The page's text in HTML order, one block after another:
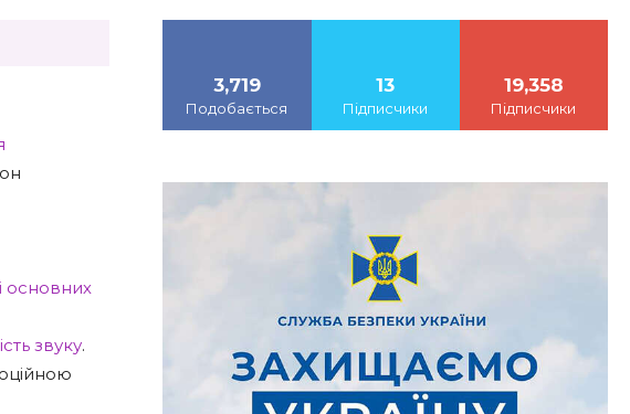
основних
звуку.
3,719
Подобається
13
Підписчики
19,358
Підписчики